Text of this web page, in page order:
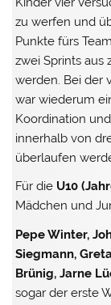
zu werfen und
Punkte fürs
zwei Sprints aus
werden. Bei der
war wiederum
Koordination
innerhalb von
überlaufen
Für die U10
Mädchen und
Pepe Winter,
Siegmann,
Brünig, Jarne
sogar der erste